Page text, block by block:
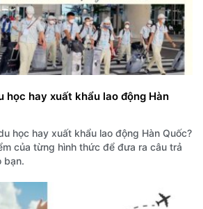
học hay xuất khẩu lao động Hàn
học hay xuất khẩu lao động Hàn Quốc?
của từng hình thức để đưa ra câu trả
bạn.